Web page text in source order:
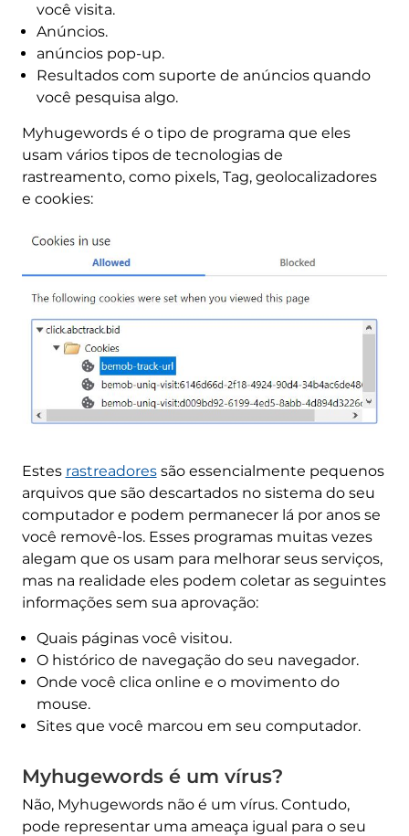
você visita.
Anúncios.
anúncios pop-up.
Resultados com suporte de anúncios quando
você pesquisa algo.
Myhugewords é o tipo de programa que eles
usam vários tipos de tecnologias de
rastreamento, como pixels, Tag, geolocalizadores
e cookies:
Estes rastreadoressão essencialmente pequenos
arquivos que são descartados no sistema do seu
computador e podem permanecer lá por anos se
você removê-los. Esses programas muitas vezes
alegam que os usam para melhorar seus serviços,
mas na realidade eles podem coletar as seguintes
informações sem sua aprovação:
Quais páginas você visitou.
O histórico de navegação do seu navegador.
Onde você clica online e o movimento do
mouse.
Sites que você marcou em seu computador.
Myhugewords é um vírus?
Não, Myhugewords não é um vírus. Contudo,
pode representar uma ameaça igual para o seu